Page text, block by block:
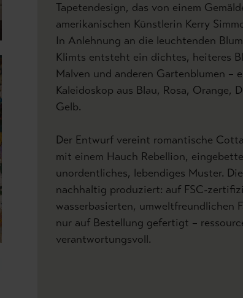
Tapetendesign, das von einem
amerikanischen Künstlerin Kerry
In Anlehnung an die leuchtenden
Klimts entsteht ein dichtes, heiteres
Malven und anderen Gartenblumen –
Kaleidoskop aus Blau, Rosa, Orange,
Gelb.
Der Entwurf vereint romantische
mit einem Hauch Rebellion,
unordentliches, lebendiges Muster.
nachhaltig produziert: auf FSC-
wasserbasierten, umweltfreundlichen
nur auf Bestellung gefertigt –
verantwortungsvoll.